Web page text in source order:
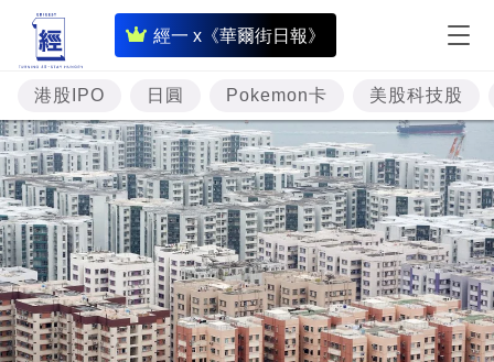
經一 x《華爾街日報》
即
時
財
經
專
題
投
資
樓
市
港股IPO 日圓 Pokemon卡 美股科技股